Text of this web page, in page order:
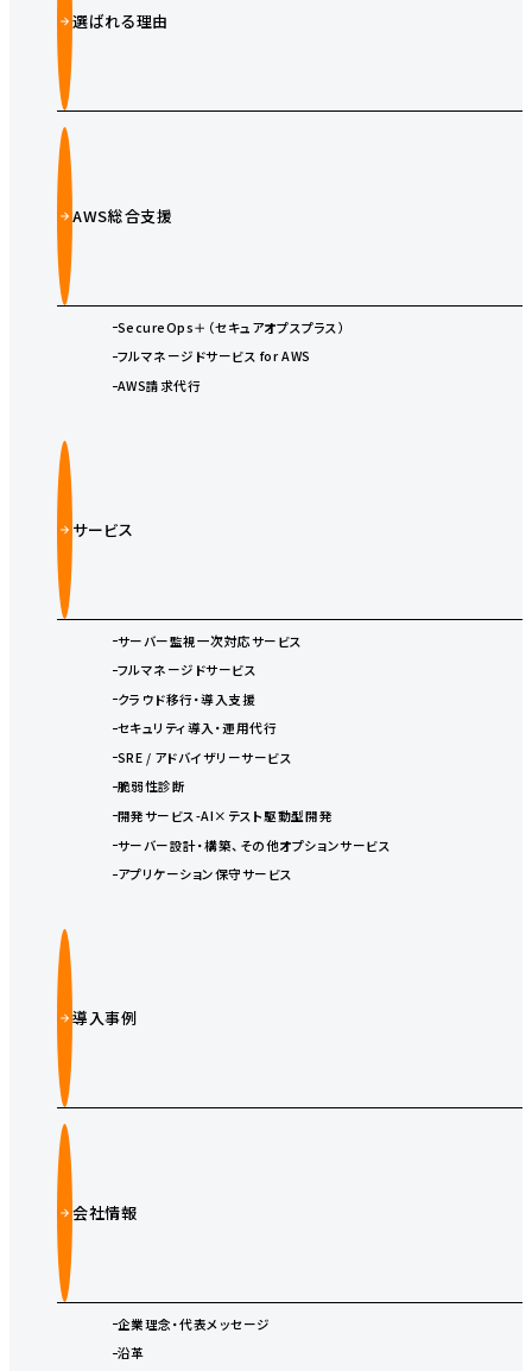
選ばれる理由
AWS総合支援
SecureOps＋（セキュアオプスプラス）
フルマネージドサービス for AWS
AWS請求代行
サービス
サーバー監視一次対応サービス
フルマネージドサービス
クラウド移行・導入支援
セキュリティ導入・運用代行
SRE / アドバイザリーサービス
脆弱性診断
開発サービス-AI×テスト駆動型開発
サーバー設計・構築、その他オプションサービス
アプリケーション保守サービス
導入事例
会社情報
企業理念・代表メッセージ
沿革